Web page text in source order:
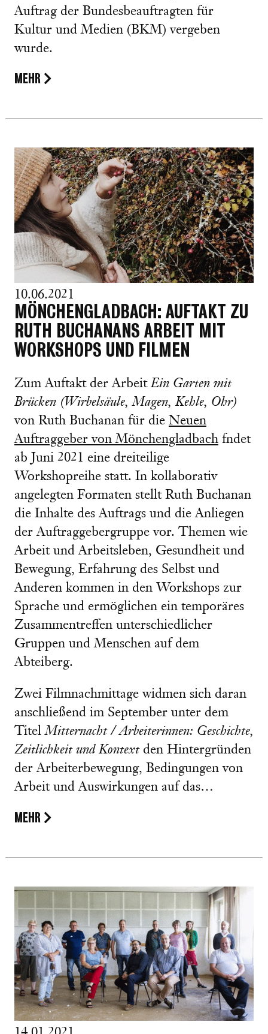
Auftrag der Bundesbeauftragten für
Kultur und Medien (BKM) vergeben
wurde.
MEHR
10.06.2021
MÖNCHENGLADBACH: AUFTAKT ZU
RUTH BUCHANANS ARBEIT MIT
WORKSHOPS UND FILMEN
Zum Auftakt der ArbeitEin Garten mit
Brücken (Wirbelsäule, Magen, Kehle, Ohr)
von Ruth Buchanan für die Neuen
Auftraggeber von Mönchengladbach fndet
ab Juni 2021 eine dreiteilige
Workshopreihe statt. In kollaborativ
angelegten Formaten stellt Ruth Buchanan
die Inhalte des Auftrags und die Anliegen
der Auftraggebergruppe vor. Themen wie
Arbeit und Arbeitsleben, Gesundheit und
Bewegung, Erfahrung des Selbst und
Anderen kommen in den Workshops zur
Sprache und ermöglichen ein temporäres
Zusammentreffen unterschiedlicher
Gruppen und Menschen auf dem
Abteiberg.
Zwei Filmnachmittage widmen sich daran
anschließend im September unter dem
TitelMitternacht / Arbeiterinnen: Geschichte,
Zeitlichkeit und Kontextden Hintergründen
der Arbeiterbewegung, Bedingungen von
Arbeit und Auswirkungen auf das…
MEHR